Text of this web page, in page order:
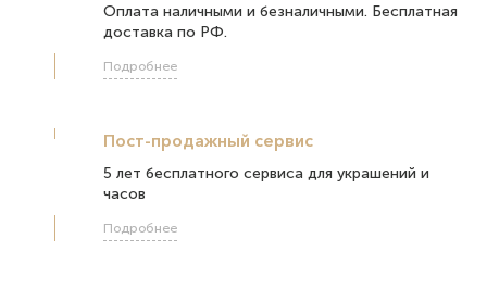
Оплата наличными и безналичными. Бесплатная
доставка по РФ.
Подробнее
Пост-продажный сервис
5 лет бесплатного сервиса для украшений и
часов
Подробнее